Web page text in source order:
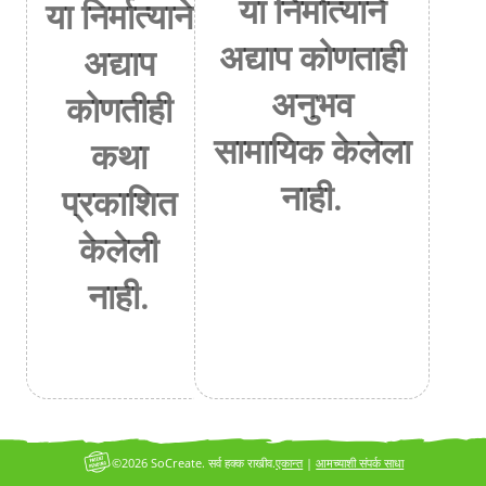
या निर्मात्याने
अद्याप
कोणतीही
कथा
प्रकाशित
केलेली
नाही.
या निर्मात्याने
अद्याप कोणताही
अनुभव
सामायिक केलेला
नाही.
एकान्त|आमच्याशी संपर्क साधा
©2026 SoCreate. सर्व हक्क राखीव.